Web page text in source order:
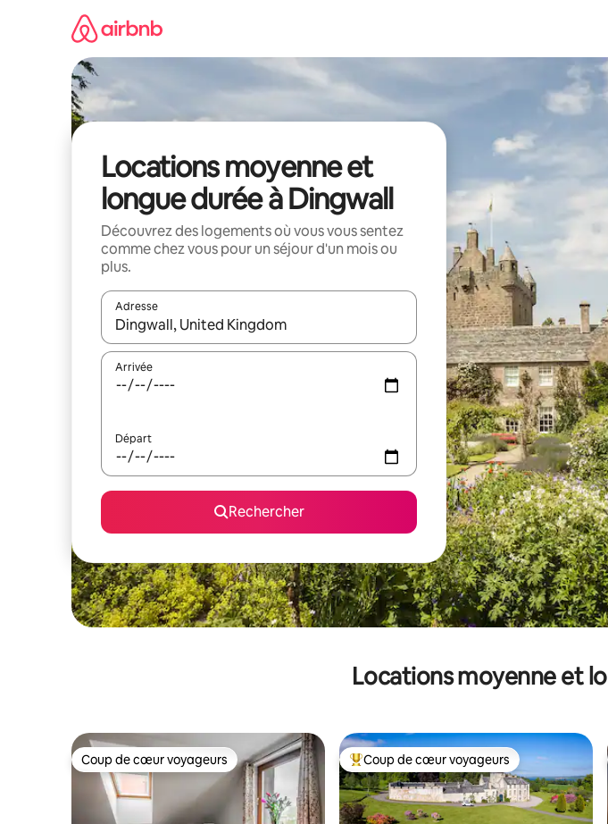
Locations moyenne et
longue durée à Dingwall
Découvrez des logements où vous vous sentez
comme chez vous pour un séjour d'un mois ou
plus.
Adresse
Lorsque les résultats s'affichent, utilisez les flèches vers le haut et vers le bas pour
Arrivée
Départ
Rechercher
Locations moyenne et
Coup de cœur voyageurs
Coup de cœur voyageurs Coups de cœur voyageurs les plus appréciés
Coup de cœur voyageurs